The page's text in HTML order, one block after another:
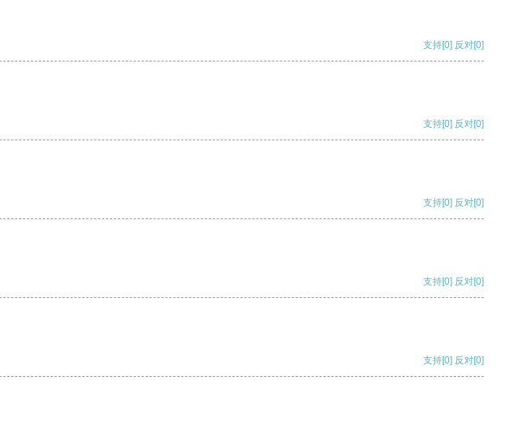
支持[0] 反对[0]
支持[0] 反对[0]
支持[0] 反对[0]
支持[0] 反对[0]
支持[0] 反对[0]